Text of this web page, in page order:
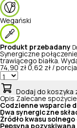
Wegański
Produkt przebadany
Synergiczne
trawiącego białka.
74,90 zł 0,62 zł / porcja
Dodaj do koszyka
Opis Zalecane spożycie
Codzienne wsparcie
Dwa synergiczne
Źródło kwasu solnego
Pepsyna